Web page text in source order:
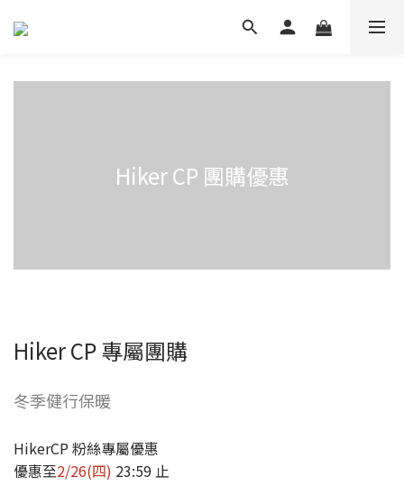
Hiker CP 團購優惠
Hiker CP 專屬團購
冬季健行保暖
HikerCP 粉絲專屬優惠
優惠至2/26(四) 23:59 止